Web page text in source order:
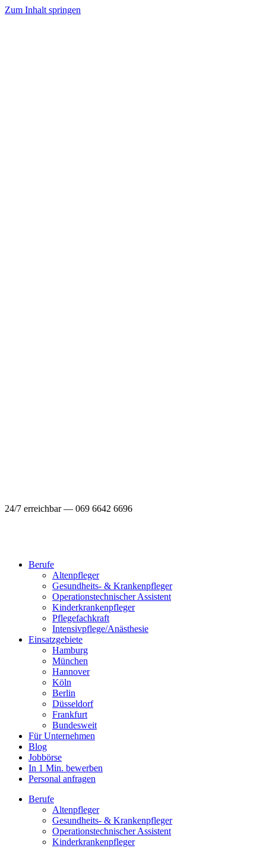
Zum Inhalt springen
24/7 erreichbar — 069 6642 6696
Berufe
Altenpfleger
Gesundheits- & Krankenpfleger
Operationstechnischer Assistent
Kinderkrankenpfleger
Pflegefachkraft
Intensivpflege/Anästhesie
Einsatzgebiete
Hamburg
München
Hannover
Köln
Berlin
Düsseldorf
Frankfurt
Bundesweit
Für Unternehmen
Blog
Jobbörse
In 1 Min. bewerben
Personal anfragen
Berufe
Altenpfleger
Gesundheits- & Krankenpfleger
Operationstechnischer Assistent
Kinderkrankenpfleger